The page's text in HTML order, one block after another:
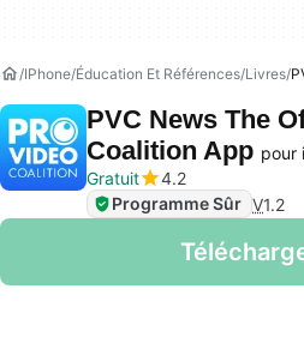
IPhone Éducation Et Références Livres
PVC News The
Coalition App pour
Gratuit
4.2
Programme Sûr V1.2